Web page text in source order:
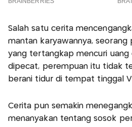
Salah satu cerita
mantan karyawannya,
yang tertangkap mencuri uang
dipecat, perempuan itu tidak
berani tidur di tempat tinggal
Cerita pun semakin
menanyakan tentang sosok